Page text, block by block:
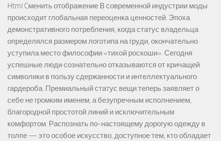
Html Cменить отображение В современной индустрии моды
происходит глобальная переоценка ценностей. Эпоха
демонстративного потребления, когда статус владельца
определялся размером логотипа на груди, окончательно
уступила место философии «тихой роскоши». Сегодня
успешные люди сознательно отказываются от кричащей
символики в пользу сдержанности и интеллектуального
гардероба. Премиальный статус вещи теперь заявляет о
себе не громким именем, а безупречным исполнением,
благородной простотой линий и исключительным
комфортом. Распознать по-настоящему дорогую одежду в
толпе — это особое искусство, доступное тем, кто обладает